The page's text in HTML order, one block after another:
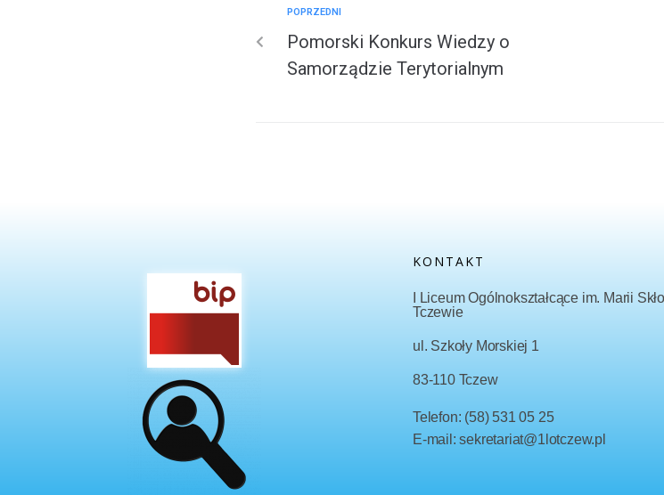
POPRZEDNI
Pomorski Konkurs Wiedzy o
Samorządzie Terytorialnym
KONTAKT
I Liceum Ogólnokształcące im. Marii
Tczewie
ul. Szkoły Morskiej 1
83-110 Tczew
Telefon: (58) 531 05 25
E-mail: sekretariat@1lotczew.pl